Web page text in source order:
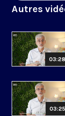
Autres
03:28
03:25